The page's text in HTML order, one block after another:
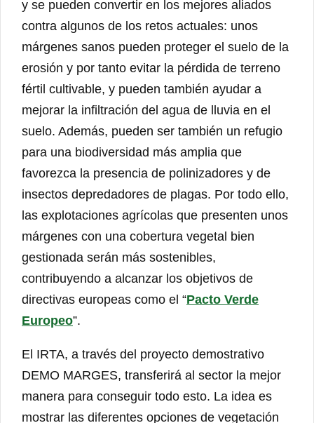
y se pueden convertir en los mejores aliados
contra algunos de los retos actuales: unos
márgenes sanos pueden proteger el suelo de la
erosión y por tanto evitar la pérdida de terreno
fértil cultivable, y pueden también ayudar a
mejorar la infiltración del agua de lluvia en el
suelo. Además, pueden ser también un refugio
para una biodiversidad más amplia que
favorezca la presencia de polinizadores y de
insectos depredadores de plagas. Por todo ello,
las explotaciones agrícolas que presenten unos
márgenes con una cobertura vegetal bien
gestionada serán más sostenibles,
contribuyendo a alcanzar los objetivos de
directivas europeas como el “Pacto Verde
Europeo”.
El IRTA, a través del proyecto demostrativo
DEMO MARGES, transferirá al sector la mejor
manera para conseguir todo esto. La idea es
mostrar las diferentes opciones de vegetación